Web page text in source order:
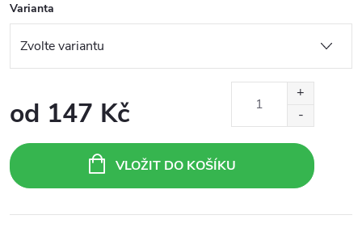
Varianta
od 147 Kč
cena:
VLOŽIT DO KOŠÍKU